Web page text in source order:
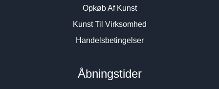
Opkøb Af Kunst
Kunst Til Virksomhed
Handelsbetingelser
Åbningstider